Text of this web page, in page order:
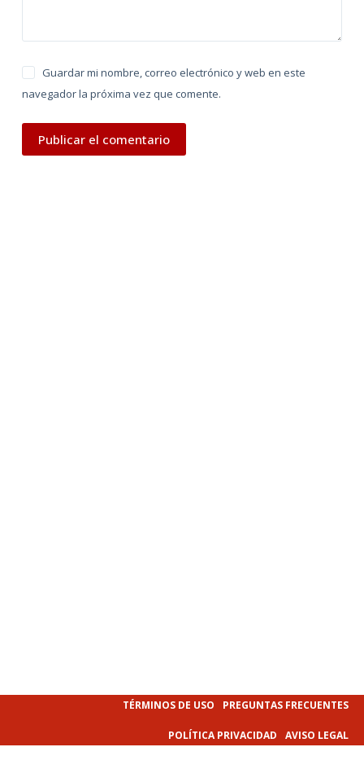
Guardar mi nombre, correo electrónico y web en este
navegador la próxima vez que comente.
Publicar el comentario
TÉRMINOS DE USO PREGUNTAS FRECUENTES
POLÍTICA PRIVACIDAD AVISO LEGAL